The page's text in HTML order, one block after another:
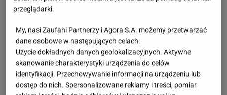
Albanii. Zdradza, że groził jej paraliż do końca życia.
Wspomina też sepsę i śmierć kliniczną
Robert Knox był dziecięcą gwiazdą. Zagram w
"Harrym Potterze", ale nie doczekał premiery
przeglądarki.
My, nasi Zaufani Partnerzy i Agora S.A. możemy przetwarzać
dane osobowe w następujących celach:
Użycie dokładnych danych geolokalizacyjnych. Aktywne
skanowanie charakterystyki urządzenia do celów
identyfikacji. Przechowywanie informacji na urządzeniu lub
dostęp do nich. Spersonalizowane reklamy i treści, pomiar